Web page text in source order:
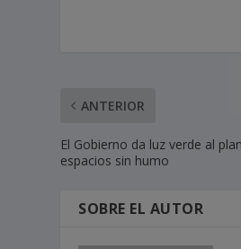
ANTERIOR
El Gobierno da luz verde al
espacios sin humo
SOBRE EL AUTOR